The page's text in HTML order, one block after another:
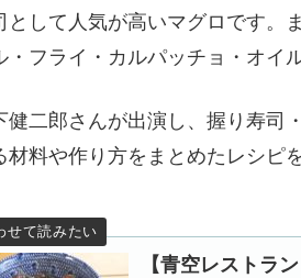
として人気が高いマグロです。
・フライ・カルパッチョ・オイ
健二郎さんが出演し、握り寿司
材料や作り方をまとめたレシピ
【青空レストラ